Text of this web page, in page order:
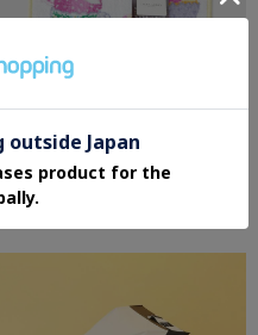
LAURA ASHLEY HOME
ェニール ティーパーティー ミニタオル
¥2,750